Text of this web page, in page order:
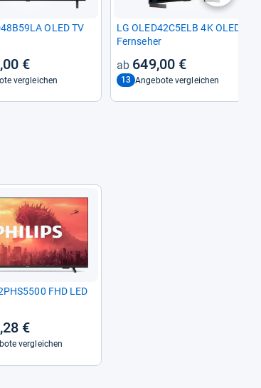
OLED TV
€
vergleichen
LG OLED42C5ELB 4K OLED-​
Fern­se­her
649,00 €
13 Angebote vergleichen
FHD LED
€
vergleichen